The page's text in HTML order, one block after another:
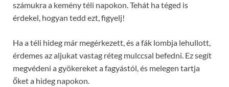
számukra a kemény téli napokon. Tehát ha téged is
érdekel, hogyan tedd ezt, figyelj!
Ha a téli hideg már megérkezett, és a fák lombja lehullott,
érdemes az aljukat vastag réteg mulccsal befedni. Ez segít
megvédeni a gyökereket a fagyástól, és melegen tartja
őket a hideg napokon.